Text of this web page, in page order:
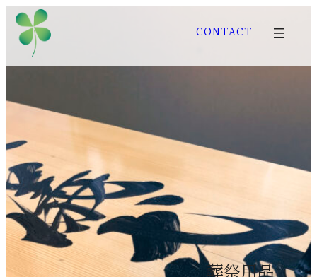
内
容
を
ス
ッ
プ
CONTACT
葬祭用品